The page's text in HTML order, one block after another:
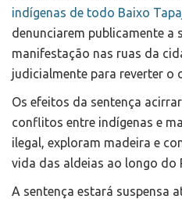
indígenas de todo Baixo
denunciarem publicamente a
manifestação nas ruas da
judicialmente para reverter o
Os efeitos da sentença
conflitos entre indígenas e
ilegal, exploram madeira e
vida das aldeias ao longo do
A sentença estará suspensa